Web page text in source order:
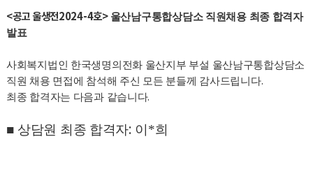
<공고 울생전2024-4호> 울산남구통합상담소 직원채용 최종 합격자
발표
사회복지법인 한국생명의전화 울산지부 부설 울산남구통합상담소
직원 채용 면접에 참석해 주신 모든 분들께 감사드립니다.
최종 합격자는 다음과 같습니다.
■ 상담원 최종 합격자: 이*희